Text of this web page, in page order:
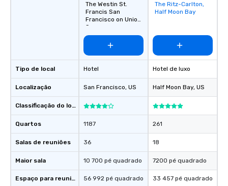
to gather and dine
are special, from the
last. It’s an
will reminisce about
leave. Location, Location, Location
experience is
restaurants are within
walking distance of
networking
heading to the next
itinerary. You Get a Dinner and a Show
Tipo de local
Localização
Classificação do local
Quartos
Salas de reuniões
Maior sala
Espaço para reuniões
The Westin St.
Francis San
Francisco on Union
Square
Hotel
San Francisco, US
1187
36
10 700 pé quadrado
56 992 pé quadrado
Removed from
favorites
The Ritz-Carlton,
Half Moon Bay
Hotel de luxo
Half Moon Bay, US
261
18
7200 pé quadrado
33 457 pé quadrado